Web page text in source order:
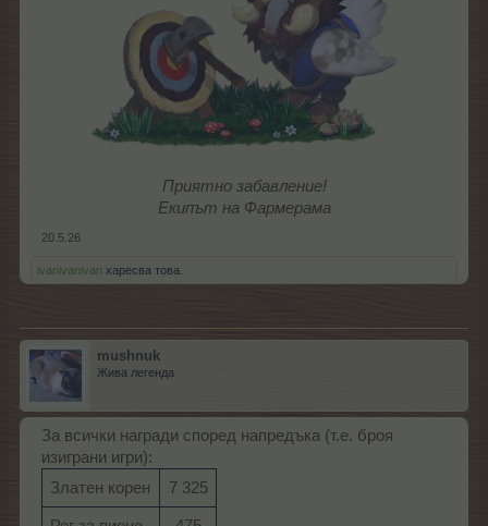
Приятно забавление!
Екипът на Фармерама
20.5.26
ivanivanivan харесва това.
mushnuk
Жива легенда
За всички награди според напредъка (т.е. броя
изиграни игри):
Златен корен
7 325​